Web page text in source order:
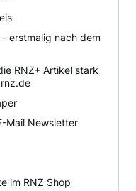
erstmalig nach dem
RNZ+ Artikel stark
Mail Newsletter
im RNZ Shop